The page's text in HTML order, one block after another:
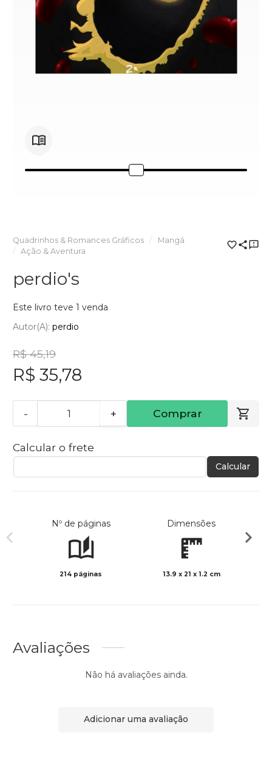
Quadrinhos & Romances Gráficos
Mangá
Ação & Aventura
perdio's
Este livro teve 1 venda
Autor(a): perdio
R$ 45,19
R$ 35,78
- + Comprar
Calcular o frete
Calcular
Nº de páginas
214 páginas
Dimensões
13.9 x 21 x 1.2 cm
Avaliações
Não há avaliações ainda.
Adicionar uma avaliação